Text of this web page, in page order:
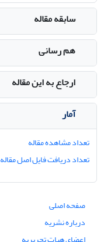
سابقه مقاله
هم رسانی
ارجاع به این مقاله
آمار
تعداد مشاهده مقاله
تعداد دریافت فایل اصل مقاله
صفحه اصلی
درباره نشریه